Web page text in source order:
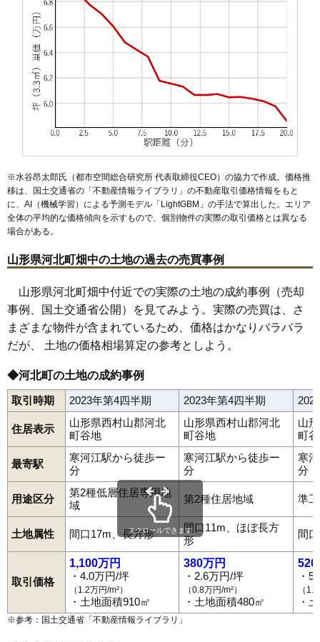
※水谷昂太郎氏（都市空間総合研究所 代表取締役CEO）の協力で作成。価格推
移は、国土交通省の「不動産情報ライブラリ 」の不動産取引価格情報をもと
に、AI（機械学習）による予測モデル「LightGBM」の手法で算出した。エリア
全体の平均的な価格傾向を示すもので、個別物件の実際の取引価格とは異なる
場合がある。
山形県河北町畑中の土地の過去の売買事例
山形県河北町畑中付近での実際の土地の成約事例（売却
事例、国土交通省公開）を見てみよう。実際の売買は、さ
まざまな物件が含まれているため、価格はかなりバラバラ
だが、 土地の価格相場算定の参考としよう。
◆河北町の土地の成約事例
取引時期 2023年第4四半期 2023年第4四半期
住居表示
山形県西村山郡河北
町谷地
山形県西村山郡河北
町谷地
山
町
最寄駅
寒河江駅から徒歩ー
分
寒河江駅から徒歩ー
分
寒
分
用途区分
第2種低層住居専用地
域
第2種住居地域 準
土地属性 間口17m、長方形
間口11m、ほぼ長方
形
間
取引価格
1,100万円
・4.0万円/坪
（1.2万円/m²）
・土地面積910㎡
380万円
・2.6万円/坪
（0.8万円/m²）
・土地面積480㎡
520
・
（
・
スクロールできます
※参考：国土交通省「不動産情報ライブラリ 」